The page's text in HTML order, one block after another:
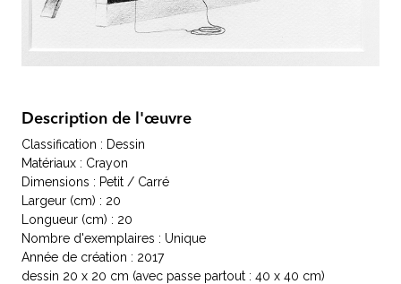
Description de l'œuvre
Classification : Dessin
Matériaux : Crayon
Dimensions : Petit / Carré
Largeur (cm) : 20
Longueur (cm) : 20
Nombre d'exemplaires : Unique
Année de création : 2017
dessin 20 x 20 cm (avec passe partout : 40 x 40 cm)